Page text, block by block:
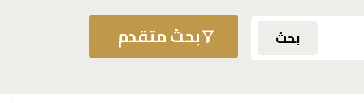
بحث بحث متقدم